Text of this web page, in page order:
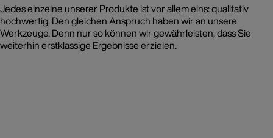
Jedes einzelne unserer Produkte ist vor allem eins: qualitativ
hochwertig. Den gleichen Anspruch haben wir an unsere
Werkzeuge. Denn nur so können wir gewährleisten, dass Sie
weiterhin erstklassige Ergebnisse erzielen.